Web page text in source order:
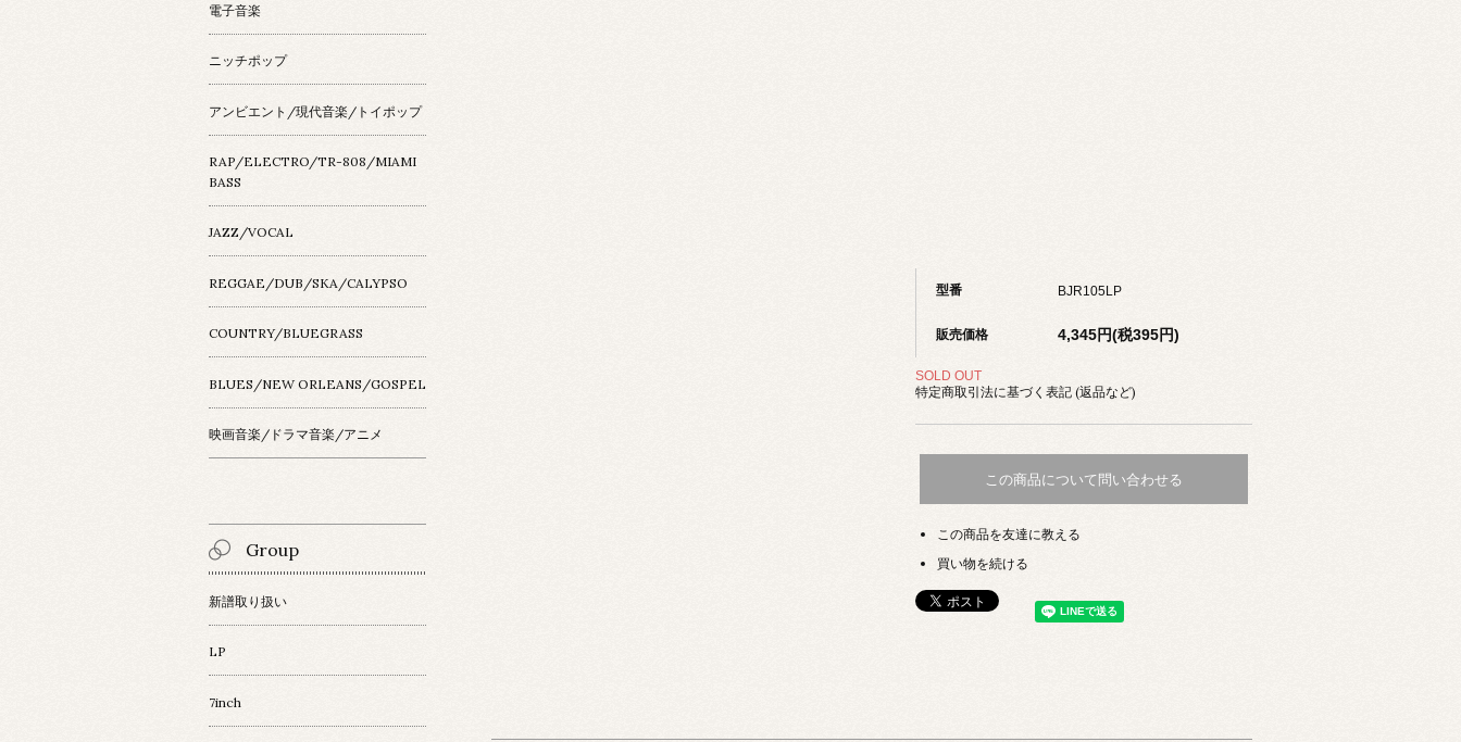
型番 BJR105LP
販売価格 4,345円(税395円)
SOLD OUT
特定商取引法に基づく表記 (返品など)
この商品について問い合わせる
この商品を友達に教える
買い物を続ける
電子音楽
ニッチポップ
アンビエント/現代音楽/トイポップ
RAP/ELECTRO/TR-808/MIAMI
BASS
JAZZ/VOCAL
REGGAE/DUB/SKA/CALYPSO
COUNTRY/BLUEGRASS
BLUES/NEW ORLEANS/GOSPEL
映画音楽/ドラマ音楽/アニメ
Group
新譜取り扱い
LP
7inch